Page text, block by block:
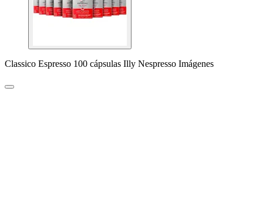
Classico Espresso 100 cápsulas Illy Nespresso Imágenes